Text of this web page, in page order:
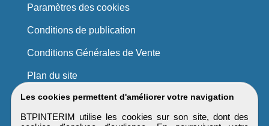
Les cookies permettent d'améliorer votre navigation
BTPINTERIM utilise les cookies sur son site, dont des
Paramètres des cookies
Conditions de publication
Conditions Générales de Vente
Plan du site